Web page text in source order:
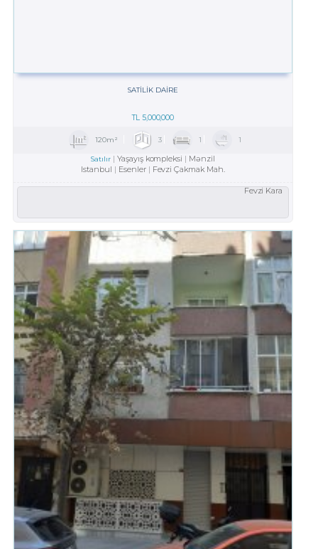
SATILIK DAIRE
TL5,000,000
120m² 3 1 1
Satılır Yaşayış kompleksi
Mənzil
Istanbul
Esenler Fevzi Çakmak Mah.
Fevzi Kara